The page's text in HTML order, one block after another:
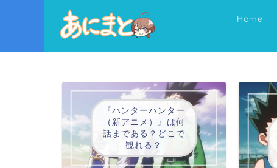
Home
『ハンターハンター
（新アニメ）』は何
話まである？どこで
観れる？